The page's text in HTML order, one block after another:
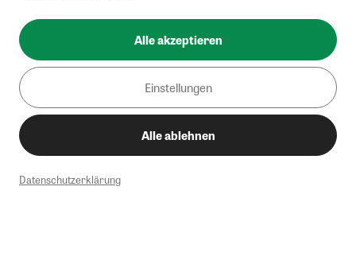
Alle akzeptieren
Einstellungen
Alle ablehnen
Datenschutzerklärung